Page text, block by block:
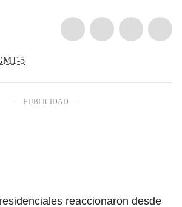
5
reaccionaron desde